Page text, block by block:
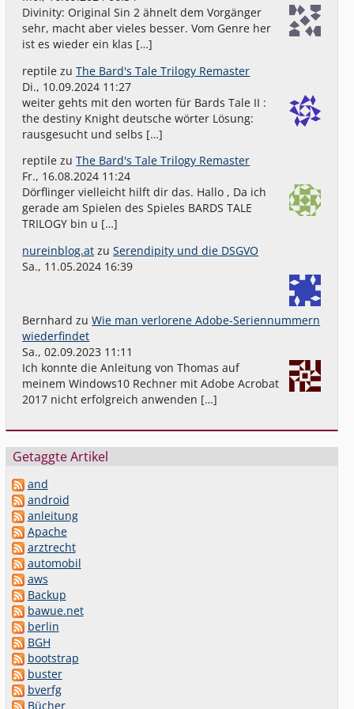
Divinity: Original Sin 2 ähnelt dem Vorgänger
sehr, macht aber vieles besser. Vom Genre her
ist es wieder ein klas […]
reptile zuThe Bard's Tale Trilogy Remaster
Di., 10.09.2024 11:27
weiter gehts mit den worten für Bards Tale II :
the destiny Knight deutsche wörter Lösung:
rausgesucht und selbs […]
reptile zuThe Bard's Tale Trilogy Remaster
Fr., 16.08.2024 11:24
Dörflinger vielleicht hilft dir das. Hallo , Da ich
gerade am Spielen des Spieles BARDS TALE
TRILOGY bin u […]
nureinblog.at zuSerendipity und die DSGVO
Sa., 11.05.2024 16:39
Bernhard zuWie man verlorene Adobe-Seriennummern
wiederfindet
Sa., 02.09.2023 11:11
Ich konnte die Anleitung von Thomas auf
meinem Windows10 Rechner mit Adobe Acrobat
2017 nicht erfolgreich anwenden […]
Getaggte Artikel
and
android
anleitung
Apache
arztrecht
automobil
aws
Backup
bawue.net
berlin
BGH
bootstrap
buster
bverfg
Bücher